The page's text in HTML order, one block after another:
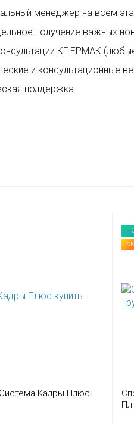
менеджер на всем
получение важных
КГ ЕРМАК
и консультационные
поддержка
Кадры Плюс